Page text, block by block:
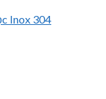
Inox 304